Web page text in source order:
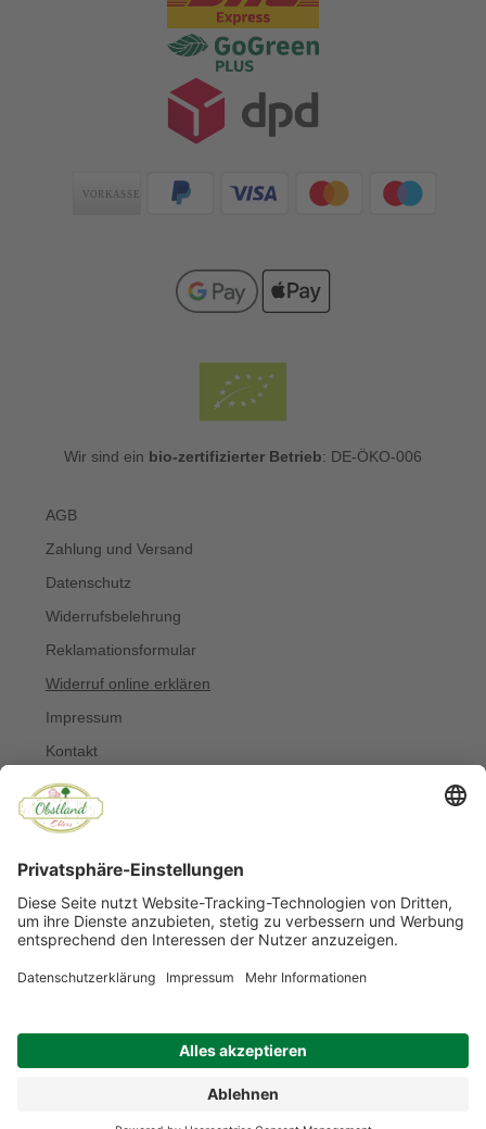
Zahlungsarten
Wir sind ein bio-zertifizierter Betrieb: DE-ÖKO-006
AGB
Zahlung und Versand
Datenschutz
Widerrufsbelehrung
Reklamationsformular
Widerruf online erklären
Impressum
Kontakt
Über uns
Allergiker
© Copyright 2022 Obstland Ehlers
Noch sind keine Bewertungen vorhanden.